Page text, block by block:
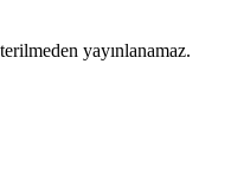
yayınlanamaz.